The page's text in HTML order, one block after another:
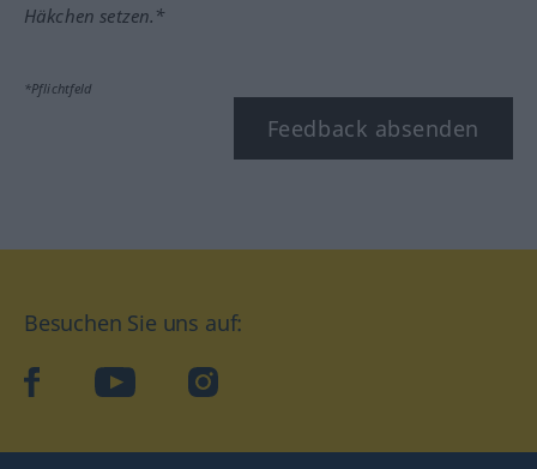
Häkchen setzen.*
*Pflichtfeld
Feedback absenden
Besuchen Sie uns auf:
facebookYouTube Instagram